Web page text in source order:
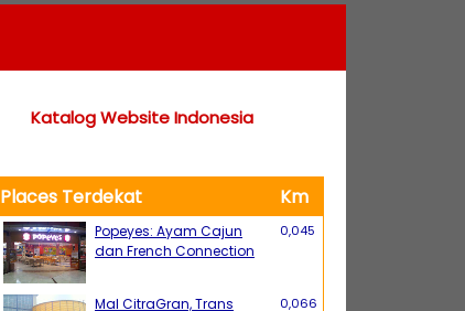
Katalog Website Indonesia
Places Terdekat Km
Popeyes: Ayam Cajun
dan French Connection
0,045
Mal CitraGran, Trans
0,066